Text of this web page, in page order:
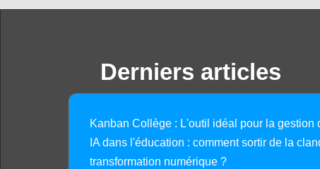
Derniers articles
Kanban Collège : L'outil idéal pour la gestion
IA dans l'éducation : comment sortir de la
transformation numérique ?